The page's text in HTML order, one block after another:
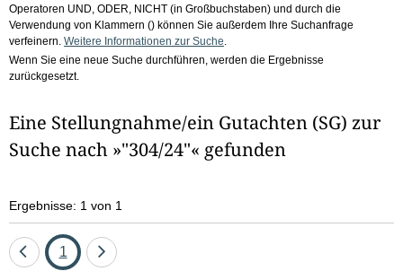
Operatoren UND, ODER, NICHT (in Großbuchstaben) und durch die
Verwendung von Klammern () können Sie außerdem Ihre Suchanfrage
verfeinern. Weitere Informationen zur Suche
Wenn Sie eine neue Suche durchführen, werden die Ergebnisse
zurückgesetzt.
Eine Stellungnahme/ein Gutachten (SG) zur
Suche nach »"304/24"« gefunden
Ergebnisse: 1 von 1
EineSeite
1
Eine